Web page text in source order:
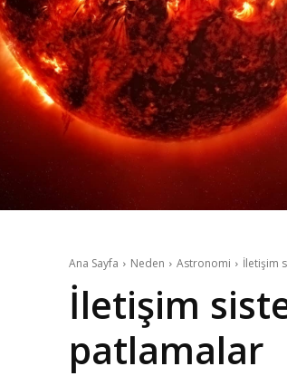
Ana Sayfa Neden Astronomi İletişim
İletişim
patlamalar